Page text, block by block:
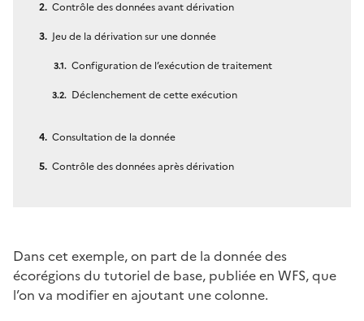
Contrôle des données avant dérivation
Jeu de la dérivation sur une donnée
Configuration de l’exécution de traitement
Déclenchement de cette exécution
Consultation de la donnée
Contrôle des données après dérivation
Dans cet exemple, on part de la donnée des
écorégions du tutoriel de base, publiée en WFS, que
l’on va modifier en ajoutant une colonne.